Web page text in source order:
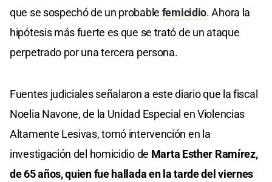
que se sospechó de un probable femicidio. Ahora la
hipótesis más fuerte es que se trató de un ataque
perpetrado por una tercera persona.
Fuentes judiciales señalaron a este diario que la fiscal
Noelia Navone, de la Unidad Especial en Violencias
Altamente Lesivas, tomó intervención en la
investigación del homicidio de Marta Esther Ramírez,
de 65 años, quien fue hallada en la tarde del viernes